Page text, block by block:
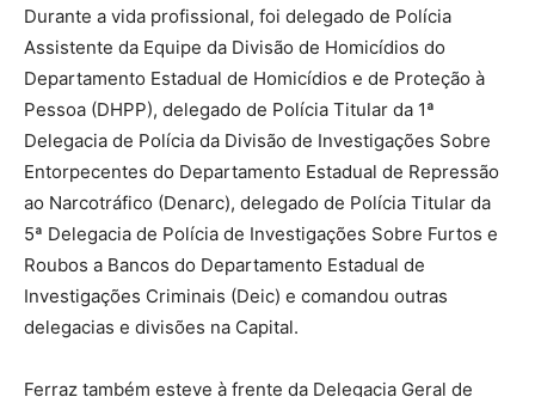
Durante a vida profissional, foi delegado de Polícia
Assistente da Equipe da Divisão de Homicídios do
Departamento Estadual de Homicídios e de Proteção à
Pessoa (DHPP), delegado de Polícia Titular da 1ª
Delegacia de Polícia da Divisão de Investigações Sobre
Entorpecentes do Departamento Estadual de Repressão
ao Narcotráfico (Denarc), delegado de Polícia Titular da
5ª Delegacia de Polícia de Investigações Sobre Furtos e
Roubos a Bancos do Departamento Estadual de
Investigações Criminais (Deic) e comandou outras
delegacias e divisões na Capital.
Ferraz também esteve à frente da Delegacia Geral de